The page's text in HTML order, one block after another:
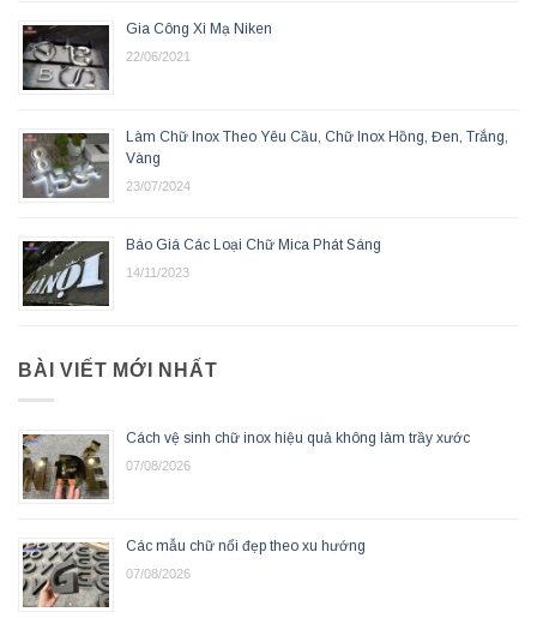
Gia Công Xi Mạ Niken
22/06/2021
Làm Chữ Inox Theo Yêu Cầu, Chữ Inox Hồng, Đen, Trắng,
Vàng
23/07/2024
Báo Giá Các Loại Chữ Mica Phát Sáng
14/11/2023
BÀI VIẾT MỚI NHẤT
Cách vệ sinh chữ inox hiệu quả không làm trầy xước
07/08/2026
Các mẫu chữ nổi đẹp theo xu hướng
07/08/2026